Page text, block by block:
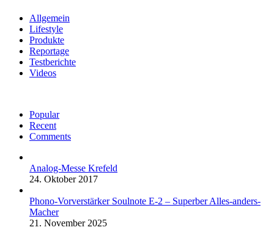
Allgemein
Lifestyle
Produkte
Reportage
Testberichte
Videos
Popular
Recent
Comments
Analog-Messe Krefeld
24. Oktober 2017
Phono-Vorverstärker Soulnote E-2 – Superber Alles-anders-
Macher
21. November 2025